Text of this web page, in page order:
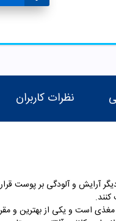
نظرات کاربران
آرایش و آلودگی بر پوست
ضد چروک و مغذی است و یکی